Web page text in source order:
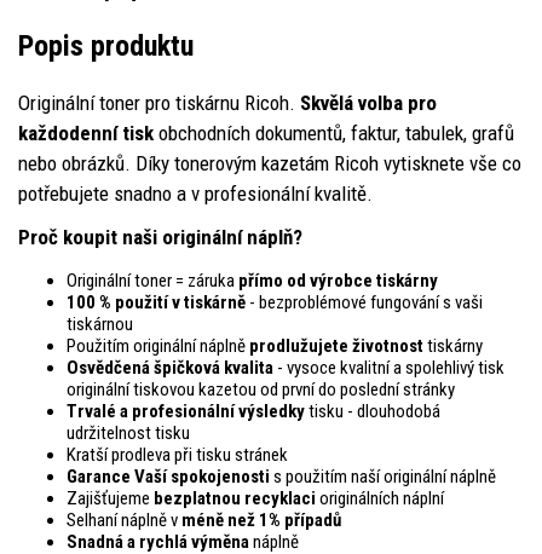
Popis produktu
Originální toner pro tiskárnu Ricoh. Skvělá volba pro
každodenní tisk obchodních dokumentů, faktur, tabulek, grafů
nebo obrázků. Díky tonerovým kazetám Ricoh vytisknete vše co
potřebujete snadno a v profesionální kvalitě.
Proč koupit naši originální náplň?
Originální toner = záruka přímo od výrobce tiskárny
100 % použití v tiskárně - bezproblémové fungování s vaši
tiskárnou
Použitím originální náplně prodlužujete životnosttiskárny
Osvědčená špičková kvalita - vysoce kvalitní a spolehlivý tisk
originální tiskovou kazetou od první do poslední stránky
Trvalé a profesionální výsledkytisku - dlouhodobá
udržitelnost tisku
Kratší prodleva při tisku stránek
Garance Vaší spokojenosti s použitím naší originální náplně
Zajišťujeme bezplatnou recyklaci originálních náplní
Selhaní náplně v méně než 1% případů
Snadná a rychlá výměnanáplně